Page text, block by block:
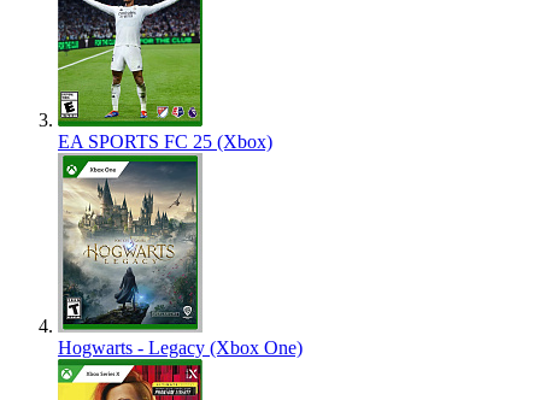
EA SPORTS FC 25 (Xbox)
Hogwarts - Legacy (Xbox One)